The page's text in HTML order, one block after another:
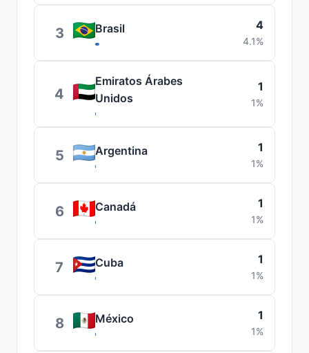
3 Brasil 4
4.1%
4
Emiratos Árabes
Unidos
1
1%
5 Argentina 1
1%
6 Canadá 1
1%
7 Cuba 1
1%
8 México 1
1%